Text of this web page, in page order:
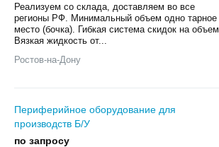
Реализуем со склада, доставляем во все
регионы РФ. Минимальный объем одно тарное
место (бочка). Гибкая система скидок на объем.
Вязкая жидкость от...
Ростов-на-Дону
Периферийное оборудование для
производств Б/У
по запросу